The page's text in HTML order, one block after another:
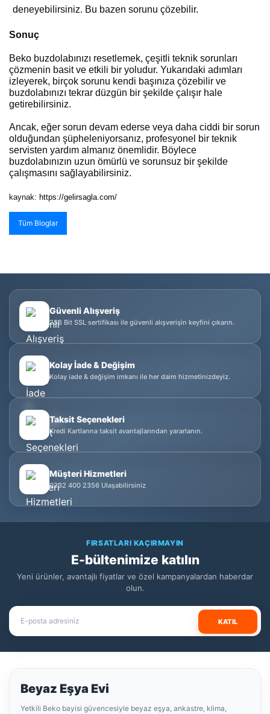
deneyebilirsiniz. Bu bazen sorunu çözebilir.
Sonuç
Beko buzdolabınızı resetlemek, çeşitli teknik sorunları
çözmenin basit ve etkili bir yoludur. Yukarıdaki adımları
izleyerek, birçok sorunu kendi başınıza çözebilir ve
buzdolabınızı tekrar düzgün bir şekilde çalışır hale
getirebilirsiniz.
Ancak, eğer sorun devam ederse veya daha ciddi bir sorun
olduğundan şüpheleniyorsanız, profesyonel bir teknik
servisten yardım almanız önemlidir. Böylece
buzdolabınızın uzun ömürlü ve sorunsuz bir şekilde
çalışmasını sağlayabilirsiniz.
kaynak: https://gelirsagla.com/
Tüm Bloglar
Güvenli Alışveriş
256 Bit SSL sertifikası ile güvenli alışverişin keyfini çıkarın.
Kolay İade & Değişim
Kolay iade & değişim imkanı ile her daim hizmetinizdeyiz.
Taksit Seçenekleri
Kredi Kartlarına taksit avantajlarından yararlanın.
Müşteri Hizmetleri
0232 400 2356 Ulaşabilirsiniz
FIRSATLARI KAÇIRMAYIN
E-bültenimize katılın
Yeni ürünler, avantajlı fiyatlar ve özel kampanyalardan haberdar
olun.
KATIL
Beyaz Eşya Evi
Yetkili Beko bayisi güvencesiyle beyaz eşya, ankastre, klima,